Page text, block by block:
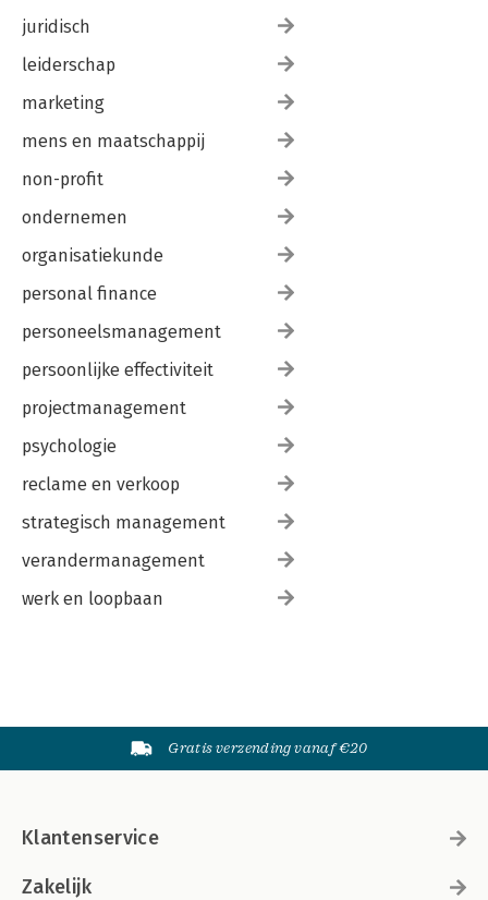
juridisch
leiderschap
marketing
mens en maatschappij
non-profit
ondernemen
organisatiekunde
personal finance
personeelsmanagement
persoonlijke effectiviteit
projectmanagement
psychologie
reclame en verkoop
strategisch management
verandermanagement
werk en loopbaan
Gratis verzending vanaf €20
Klantenservice
Zakelijk